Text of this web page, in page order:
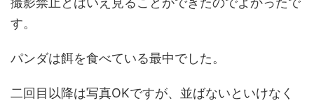
す。
パンダは餌を食べている最中でした。
二回目以降は写真OKですが、並ばないといけなく